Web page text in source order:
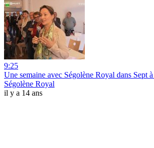
9:25
Une semaine avec Ségolène Royal dans Sept
Ségolène Royal
il y a 14 ans